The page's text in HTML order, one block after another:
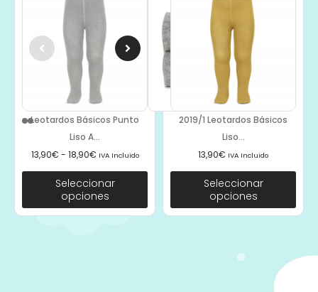
Leotardos Básicos Punto
Liso A...
13,90€ - 18,90€ IVA Incluido
Seleccionar
opciones
2019/1 Leotardos Básicos
Liso...
13,90€ IVA Incluido
Seleccionar
opciones